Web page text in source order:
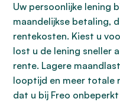
Uw persoonlijke lening
maandelijkse betaling,
rentekosten. Kiest u
lost u de lening sneller
rente. Lagere
looptijd en meer totale
dat u bij Freo